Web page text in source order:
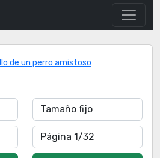
de un perro amistoso